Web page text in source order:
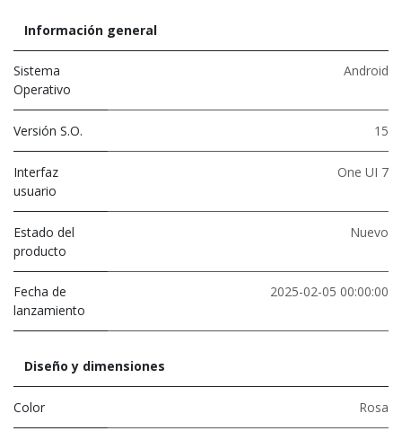
Información general
Sistema
Operativo
Android
Versión S.O. 15
Interfaz
usuario
One UI 7
Estado del
producto
Nuevo
Fecha de
lanzamiento
2025-02-05 00:00:00
Diseño y dimensiones
Color Rosa